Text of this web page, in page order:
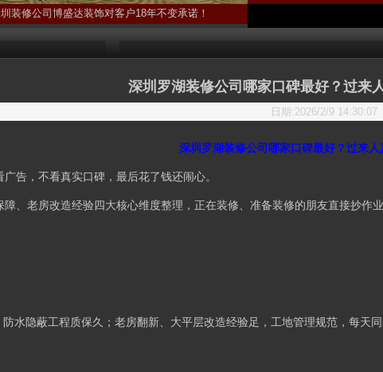
装修公司博盛达装饰对客户18年不变承诺！
深圳罗湖装修公司哪家口碑最好？过来
日期:2026/2/9
深圳罗湖装修公司哪家口碑最好？过来
告，不看真实口碑，最后花了钱还闹心。
、老房改造经验四大核心维度整理，正在装修、准备装修的朋友直接抄作
防水隐蔽工程质保久；老房翻新、大平层改造经验足，工地管理规范，每天